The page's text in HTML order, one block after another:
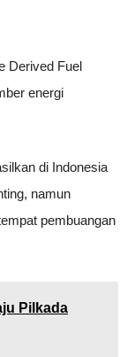
Derived Fuel
energi
di Indonesia
namun
pembuangan
Pilkada